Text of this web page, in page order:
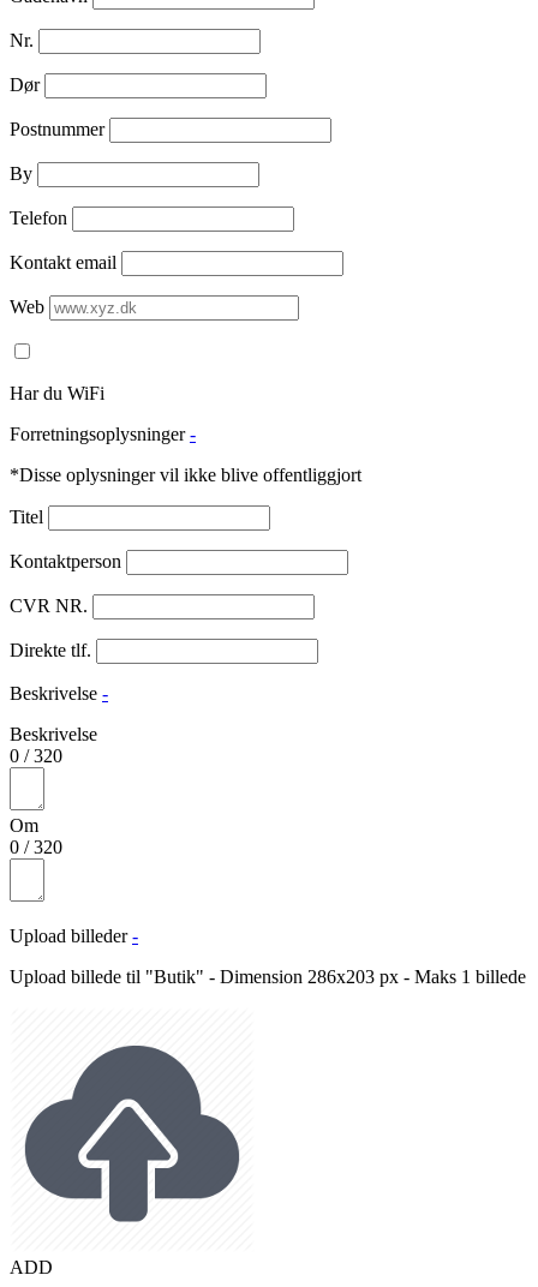
Nr.
Dør
Postnummer
By
Telefon
Kontakt email
Web
Har du WiFi
Forretningsoplysninger -
*Disse oplysninger vil ikke blive offentliggjort
Titel
Kontaktperson
CVR NR.
Direkte tlf.
Beskrivelse -
Beskrivelse
0 /320
Om
0 /320
Upload billeder -
Upload billede til "Butik" - Dimension 286x203 px - Maks 1 billede
ADD